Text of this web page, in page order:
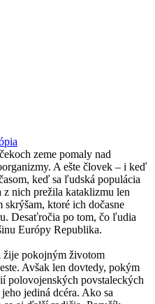
zeme pomaly nad
A ešte človek – i keď
keď sa ľudská populácia
nich prežila kataklizmu len
ktoré ich dočasne
Desaťročia po tom, čo ľudia
Európy Republika.
žije pokojným životom
Avšak len dovtedy, pokým
polovojenských povstaleckých
jediná dcéra. Ako sa